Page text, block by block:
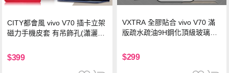
CITY都會風 vivo V70 插卡立架
磁力手機皮套 有吊飾孔(瀟灑
$399
VXTRA 全膠貼合 vivo V70 滿
版疏水疏油9H鋼化頂級玻璃貼
$299